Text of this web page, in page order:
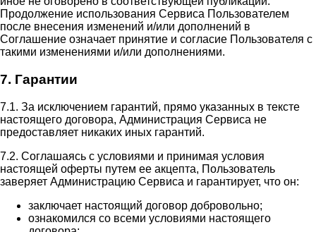
Продолжение использования Сервиса Пользователем
после внесения изменений и/или дополнений в
Соглашение означает принятие и согласие Пользователя с
такими изменениями и/или дополнениями.
7. Гарантии
7.1. За исключением гарантий, прямо указанных в тексте
настоящего договора, Администрация Сервиса не
предоставляет никаких иных гарантий.
7.2. Соглашаясь с условиями и принимая условия
настоящей оферты путем ее акцепта, Пользователь
заверяет Администрацию Сервиса и гарантирует, что он:
заключает настоящий договор добровольно;
ознакомился со всеми условиями настоящего